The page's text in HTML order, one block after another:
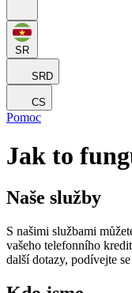
SR
SRD
CS
Pomoc
Jak to
Naše služby
S našimi službami
vašeho telefonního
další dotazy, podívejte